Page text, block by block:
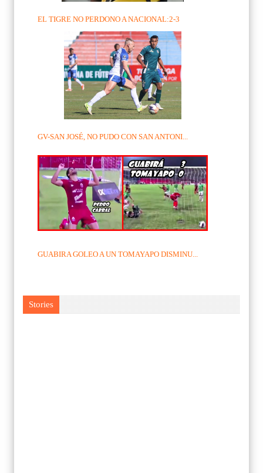
EL TIGRE NO PERDONO A NACIONAL:2-3
GV-SAN JOSÉ, NO PUDO CON SAN ANTONI...
GUABIRA GOLEO A UN TOMAYAPO DISMINU...
Stories